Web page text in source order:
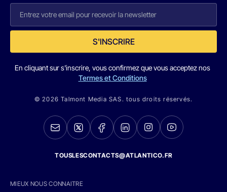
S'INSCRIRE
En cliquant sur s'inscrire, vous confirmez que vous acceptez nos
Termes et Conditions
© 2026 Talmont Media SAS. tous droits réservés.
TOUSLESCONTACTS@ATLANTICO.FR
MIEUX NOUS CONNAITRE